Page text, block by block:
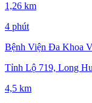
1,26 km
4 phút
Bệnh Viện Đa Khoa
Tỉnh Lộ 719, Long
4,5 km